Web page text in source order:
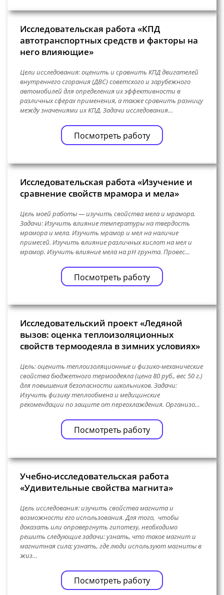
Исследовательская работа «КПД
автотранспортных средств и факторы на
него влияющие»
Цели исследования: оценить и сравнить КПД двигателей
внутреннего сгорания (ДВС) советского и зарубежного
автомобилей для определения их эффективности в
различных сферах применения, а также сравнить разницу
между значениями их КПД. Задачи исследования…
Посмотреть работу
Исследовательская работа «Изучение и
сравнение свойств мрамора и мела»
Цель моей работы — изучить свойства мела и мрамора.
Задачи: Изучить влияние температуры на твердость
мрамора и мела. Изучить мрамор и мел на наличие
примесей. Изучить влияние различных кислот на мел и
мрамор. Изучить влияние мела на pH грунта. Провес…
Посмотреть работу
Исследовательский проект «Ледяной
вызов: оценка теплоизоляционных
свойств термоодеяла в зимних условиях»
Цель: оценить теплоизоляционные и физико-механические
свойства бюджетного термоодеяла (цена 80 руб., вес 50 г.)
для повышения безопасности школьников. Задачи:
Изучить физику теплообмена и медицинские
рекомендации по защите от переохлаждения. Организо…
Посмотреть работу
Учебно-исследовательская работа
«Удивительные свойства магнита»
Цель исследования: изучить свойства магнита и
возможности его использования. Для того, чтобы
доказать или опровергнуть гипотезу, необходимо
решить следующие задачи: узнать, что такое магнит и
магнитная сила; узнать, где люди используют магниты в
жиз…
Посмотреть работу